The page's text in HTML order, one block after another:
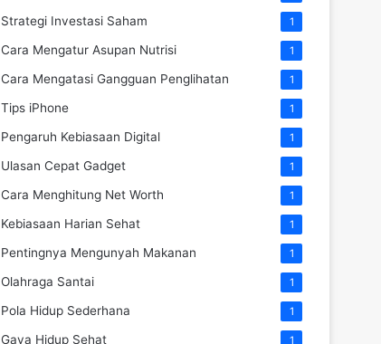
Strategi Investasi Saham 1
Cara Mengatur Asupan Nutrisi 1
Cara Mengatasi Gangguan Penglihatan 1
Tips iPhone 1
Pengaruh Kebiasaan Digital 1
Ulasan Cepat Gadget 1
Cara Menghitung Net Worth 1
Kebiasaan Harian Sehat 1
Pentingnya Mengunyah Makanan 1
Olahraga Santai 1
Pola Hidup Sederhana 1
Gaya Hidup Sehat 1